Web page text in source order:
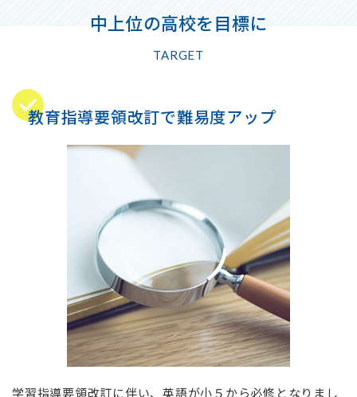
中上位の高校を目標に
TARGET
教育指導要領改訂で難易度アップ
学習指導要領改訂に伴い、英語が小５から必修となりまし